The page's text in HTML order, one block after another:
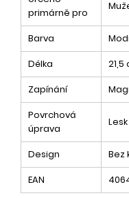
primárně pro
Barva
Délka
21,5
Zapínání
Povrchová
úprava
Lesk
Design
Bez
EAN